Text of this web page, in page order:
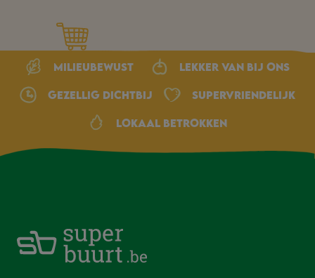
Milieubewust Lekker van bij ons
Gezellig dichtbij Supervriendelijk
Lokaal betrokken